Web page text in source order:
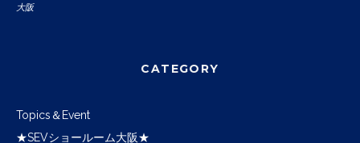
大阪
CATEGORY
Topics＆Event
★SEVショールーム大阪★